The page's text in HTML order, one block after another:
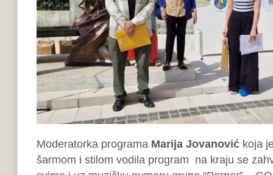
Moderatorka programa Marija Jovanovićkoja
šarmom i stilom vodila program na kraju se